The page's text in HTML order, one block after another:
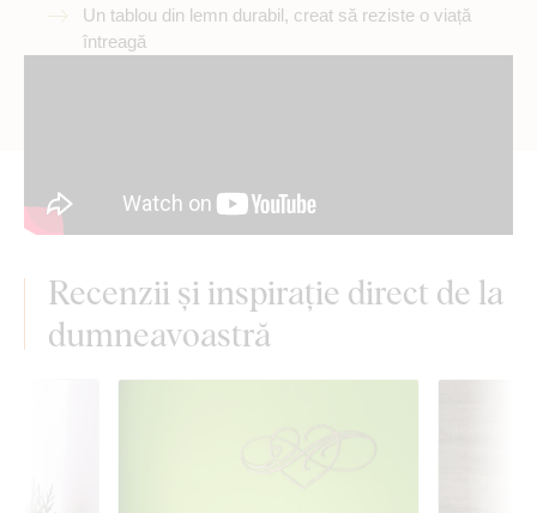
Un tablou din lemn durabil, creat să reziste o viață
întreagă
Recenzii și inspirație direct de la
dumneavoastră